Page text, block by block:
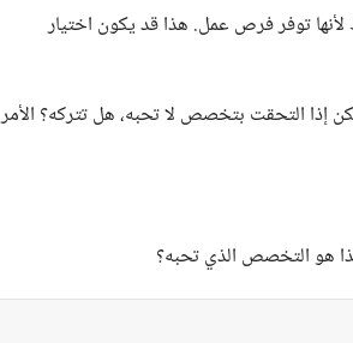
توفر فرص عمل. هذا قد يكون اختيار
إذا التحقت بتخصص لا تحبه، هل تتركه؟ الأمر
هو التخصص الذي تحبه؟